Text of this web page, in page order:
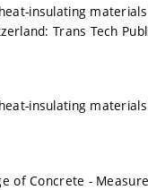
heat-insulating
Trans Tech
heat-insulating
of Concrete -